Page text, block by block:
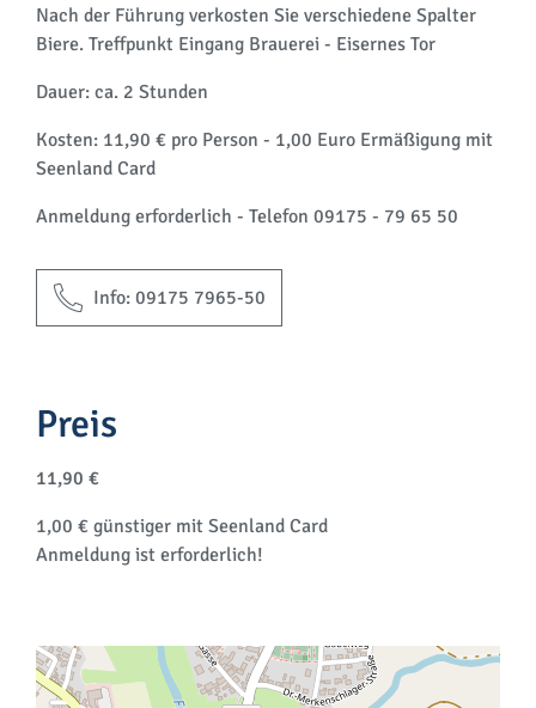
Nach der Führung verkosten Sie verschiedene Spalter
Biere. Treffpunkt Eingang Brauerei - Eisernes Tor
Dauer: ca. 2 Stunden
Kosten: 11,90 € pro Person - 1,00 Euro Ermäßigung mit
Seenland Card
Anmeldung erforderlich - Telefon 09175 - 79 65 50
Info: 09175 7965-50
Preis
11,90 €
1,00 € günstiger mit Seenland Card
Anmeldung ist erforderlich!